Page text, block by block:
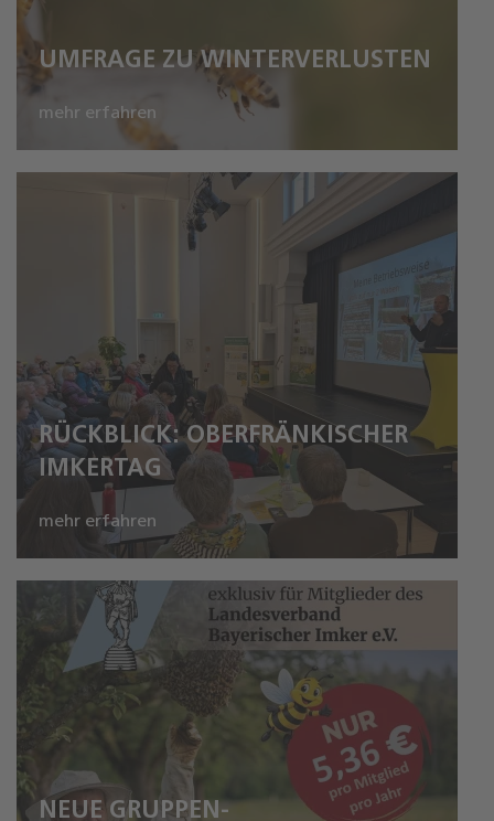
UMFRAGE ZU WINTERVERLUSTEN
mehr erfahren
RÜCKBLICK: OBERFRÄNKISCHER
IMKERTAG
mehr erfahren
NEUE GRUPPEN-